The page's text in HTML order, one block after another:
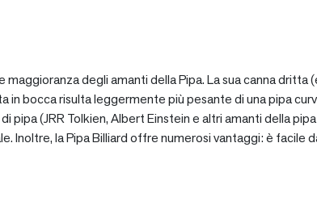
degli amanti della Pipa. La sua canna dritta
bocca risulta leggermente più pesante di una pipa
(JRR Tolkien, Albert Einstein e altri amanti della
Inoltre, la Pipa Billiard offre numerosi vantaggi: è facile